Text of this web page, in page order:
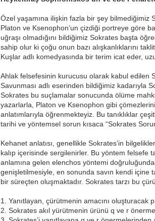
Özel yaşamına ilişkin fazla bir şey bilmediğimiz
Platon ve Ksenophon’un çizdiği portreye göre
uğraşı olmadığını bildiğimiz Sokrates başta
sahip olur ki çoğu onun bazı alışkanlıklarını
Kuşlar adlı komedyasında bir terim icat eder,
Ahlak felsefesinin kurucusu olarak kabul edilen
Savunması adlı eserinden bildiğimiz kadarıyla
Sokrates bu suçlamalar sonucunda ölüme
yazarlarla, Platon ve Ksenophon gibi
anlatımlarıyla öğrenmekteyiz. Bu tanıklıklar
tarihi ve yöntemsel sorun kısaca “Sokrates
Kehanet anlatısı, genellikle Sokrates’in
kalıp içerisinde sergilenirler. Bu yöntem felsefe
anlamına gelen elenchos yöntemi
genişletilmesiyle, en sonunda savın kendi içine
bir süreçten oluşmaktadır. Sokrates tarzı bu
1. Yanıtlayan, çürütmenin amacını oluşturacak
2. Sokrates akıl yürütmenin ürünü q ve r